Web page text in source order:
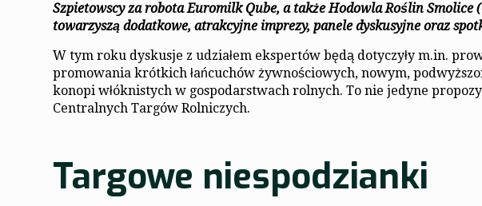
Szpietowscy za robota Euromilk Qube, a także Hodowla Roślin
towarzyszą dodatkowe, atrakcyjne imprezy, panele dyskusyjne oraz
W tym roku dyskusje z udziałem ekspertów będą dotyczyły m.in.
promowania krótkich łańcuchów żywnościowych, nowym,
konopi włóknistych w gospodarstwach rolnych. To nie jedyne
Centralnych Targów Rolniczych.
Targowe niespodzianki